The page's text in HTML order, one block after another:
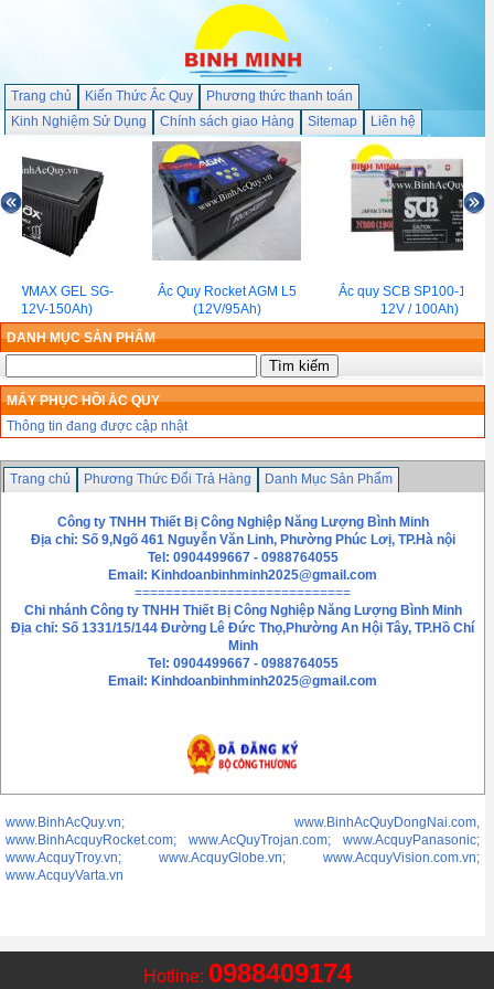
Trang chủ Kiến Thức Ắc Quy
Phương thức thanh toán
Kinh Nghiệm Sử Dụng
Chính sách giao Hàng Sitemap Liên hệ
GEL SG-
150Ah)
Ắc Quy Rocket AGM L5
(12V/95Ah)
Ắc quy SCB SP100-12NB
12V / 100Ah)
DANH MỤC SẢN PHẨM
MÁY PHỤC HỒI ẮC QUY
Thông tin đang được cập nhật
0988409174
Trang chủ Phương Thức Đổi Trả Hàng
Danh Mục Sản Phẩm
Công ty TNHH Thiết Bị Công Nghiệp Năng Lượng Bình Minh
Địa chỉ: Số 9,Ngõ 461 Nguyễn Văn Linh, Phường Phúc Lơị, TP.Hà nội
Tel: 0904499667 - 0988764055
Email: Kinhdoanbinhminh2025@gmail.com
============================
Chi nhánh Công ty TNHH Thiết Bị Công Nghiệp Năng Lượng Bình Minh
Địa chỉ: Số 1331/15/144 Đường Lê Đức Thọ,Phường An Hội Tây, TP.Hồ Chí
Minh
Tel: 0904499667 - 0988764055
Email: Kinhdoanbinhminh2025@gmail.com
www.BinhAcQuy.vn; www.BinhAcQuyDongNai.com,
www.BinhAcquyRocket.com; www.AcQuyTrojan.com; www.AcquyPanasonic;
www.AcquyTroy.vn; www.AcquyGlobe.vn; www.AcquyVision.com.vn;
www.AcquyVarta.vn